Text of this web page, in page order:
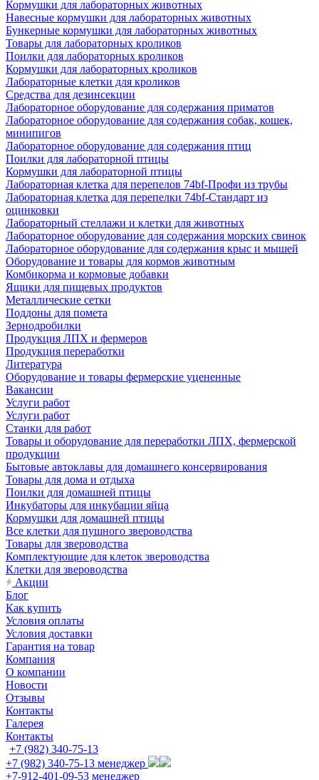
Кормушки для лабораторных животных
Навесные кормушки для лабораторных животных
Бункерные кормушки для лабораторных животных
Товары для лабораторных кроликов
Поилки для лабораторных кроликов
Кормушки для лабораторных кроликов
Лабораторные клетки для кроликов
Средства для дезинсекции
Лабораторное оборудование для содержания приматов
Лабораторное оборудование для содержания собак, кошек,
минипигов
Лабораторное оборудование для содержания птиц
Поилки для лабораторной птицы
Кормушки для лабораторной птицы
Лабораторная клетка для перепелов 74bf-Профи из трубы
Лабораторная клетка для перепелки 74bf-Стандарт из
оцинковки
Лабораторный стеллажи и клетки для животных
Лабораторное оборудование для содержания морских свинок
Лабораторное оборудование для содержания крыс и мышей
Оборудование и товары для кормов животным
Комбикорма и кормовые добавки
Ящики для пищевых продуктов
Металлические сетки
Поддоны для помета
Зернодробилки
Продукция ЛПХ и фермеров
Продукция переработки
Литература
Оборудование и товары фермерские уцененные
Вакансии
Услуги работ
Услуги работ
Станки для работ
Товары и оборудование для переработки ЛПХ, фермерской
продукции
Бытовые автоклавы для домашнего консервирования
Товары для дома и отдыха
Поилки для домашней птицы
Инкубаторы для инкубации яйца
Кормушки для домашней птицы
Все клетки для пушного звероводства
Товары для звероводства
Комплектующие для клеток звероводства
Клетки для звероводства
Акции
Блог
Как купить
Условия оплаты
Условия доставки
Гарантия на товар
Компания
О компании
Новости
Отзывы
Контакты
Галерея
Контакты
+7 (982) 340-75-13
+7 (982) 340-75-13 менеджер
+7-912-401-09-53 менеджер